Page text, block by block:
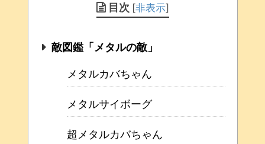
目次 [非表示]
敵図鑑「メタルの敵」
メタルカバちゃん
メタルサイボーグ
超メタルカバちゃん